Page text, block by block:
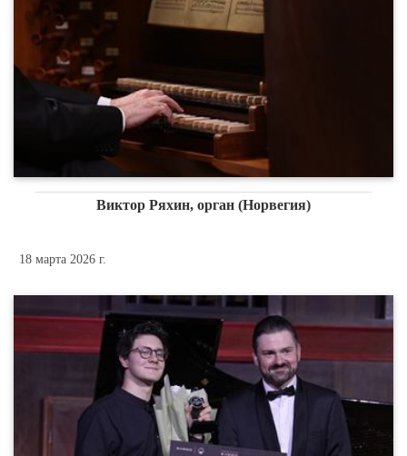
Виктор Ряхин, орган (Норвегия)
18 марта 2026 г.